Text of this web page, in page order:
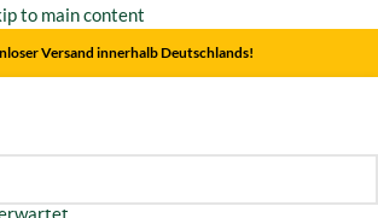
to main content
Versand innerhalb Deutschlands!